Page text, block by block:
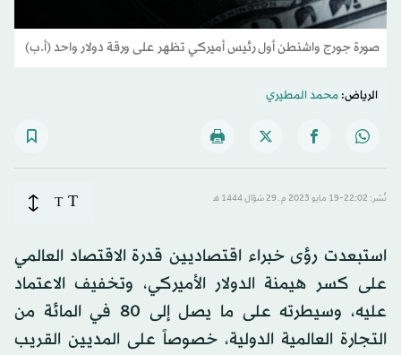
صورة جورج واشنطن أول رئيس أميركي تظهر على ورقة دولار واحد (أ.ب)
الرياض:محمد المطيري
نُشر: 22:02-19 مايو 2023 م ـ 29 شوّال 1444 هـ T
T
استبعدت رؤى خبراء اقتصاديين قدرة الاقتصاد العالمي
على كسر هيمنة الدولار الأميركي، وتخفيف الاعتماد
عليه، وسيطرته على ما يصل إلى 80 في المائة من
التجارة العالمية الدولية، خصوصاً على المديين القريب